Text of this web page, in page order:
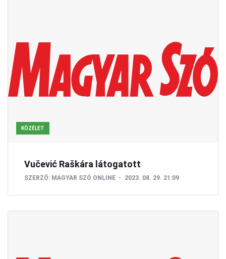
KÖZÉLET
Vučević Raškára látogatott
SZERZŐ: MAGYAR SZÓ ONLINE 2023. 08. 29. 21:09